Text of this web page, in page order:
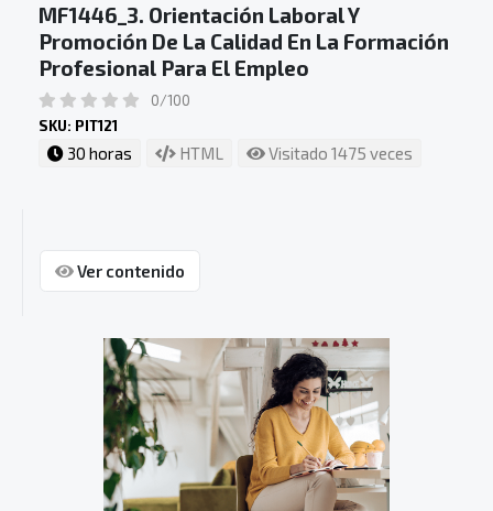
MF1446_3. Orientación Laboral Y
Promoción De La Calidad En La Formación
Profesional Para El Empleo
0/100
SKU: PIT121
30 horas HTML Visitado 1475 veces
Ver contenido